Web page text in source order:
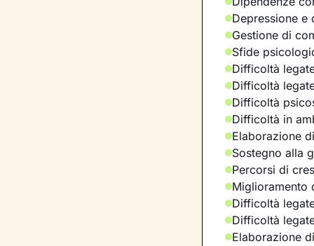
Depressione e
Gestione di
Sfide
Difficoltà
Difficoltà
Difficoltà
Difficoltà in
Elaborazione
Sostegno alla
Percorsi di
Miglioramento
Difficoltà
Difficoltà
Elaborazione